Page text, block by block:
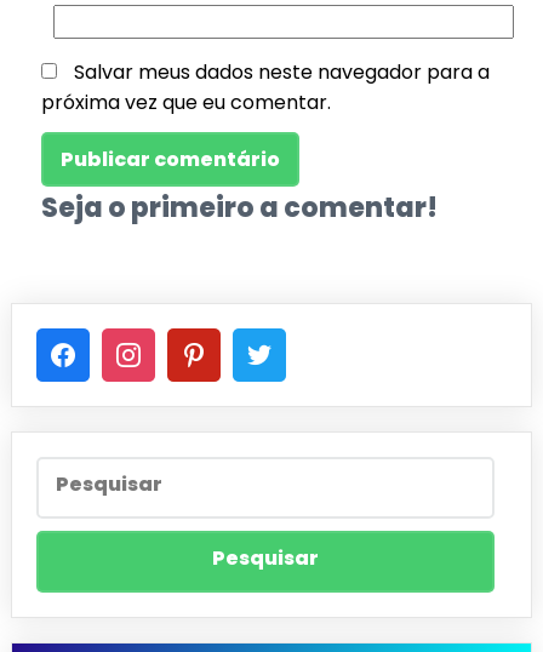
Salvar meus dados neste navegador para a
próxima vez que eu comentar.
Seja o primeiro a comentar!